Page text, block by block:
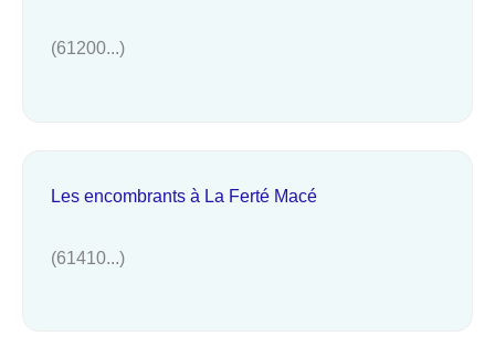
(61200...)
Les encombrants à La Ferté Macé
(61410...)